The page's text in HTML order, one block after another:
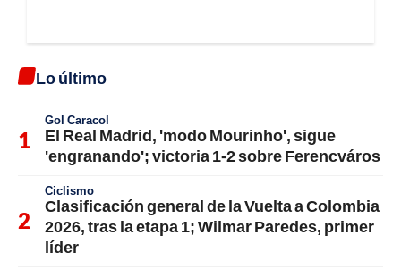
Lo último
Gol Caracol
El Real Madrid, 'modo Mourinho', sigue
'engranando'; victoria 1-2 sobre Ferencváros
Ciclismo
Clasificación general de la Vuelta a Colombia
2026, tras la etapa 1; Wilmar Paredes, primer
líder